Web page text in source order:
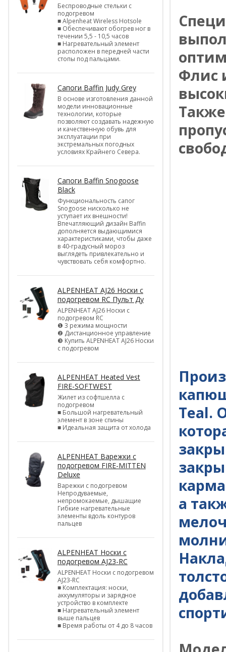
Беспроводные стельки с
подогревом
■ Alpenheat Wireless Hotsole
■ Обеспечивают обогрев ног в
течении 5,5 - 10,5 часов
■ Нагревательный элемент
расположен в передней части
стопы под пальцами.
Сапоги Baffin Judy Grey
В основе изготовления данной
модели инновационные
технологии, которые
позволяют создавать надежную
и качественную обувь для
эксплуатации при
экстремальных погодных
условиях Крайнего Севера.
Сапоги Baffin Snogoose
Black
Функциональность сапог
Snogoose нисколько не
уступает их внешности!
Впечатляющий дизайн Baffin
дополняется выдающимися
характеристиками, чтобы даже
в 40-градусный мороз
выглядеть привлекательно и
чувствовать себя комфортно.
ALPENHEAT AJ26 Носки с
подогревом RC Пульт Ду
ALPENHEAT AJ26 Носки с
подогревом RC
❶ 3 режима мощности
❷ Дистанционное управление
❸ Купить ALPENHEAT AJ26 Носки
с подогревом
ALPENHEAT Heated Vest
FIRE-SOFTWEST
Жилет из софтшелла с
подогревом
■ Большой нагревательный
элемент в зоне спины
■ Идеальная защита от холода
ALPENHEAT Варежки с
подогревом FIRE-MITTEN
Deluxe
Варежки с подогревом
Непродуваемые,
непромокаемые, дышащие
Гибкие нагревательные
элементы вдоль контуров
пальцев
ALPENHEAT Носки с
подогревом AJ23-RC
ALPENHEAT Носки с подогревом
AJ23-RC
■ Комплектация: носки,
аккумуляторы и зарядное
устройство в комплекте
■ Нагревательный элемент
выше пальцев
■ Время работы от 4 до 8 часов
Флис
Teal.
а